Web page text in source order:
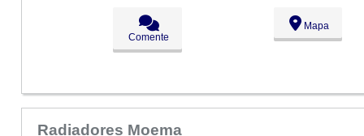
09:00 - 18:00
09:00 - 18:00
09:00 - 18:00
Comente
Mapa
Radiadores Moema